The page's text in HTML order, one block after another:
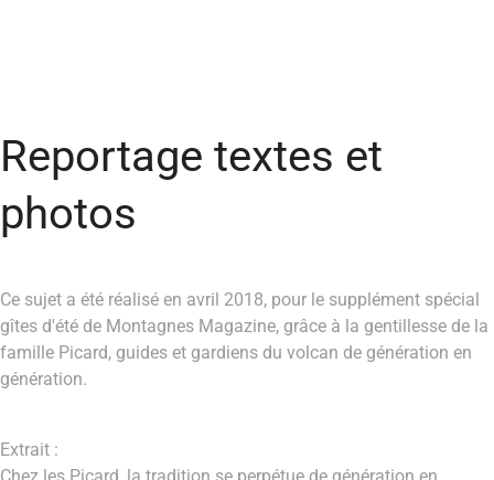
Reportage textes et
photos
Ce sujet a été réalisé en avril 2018, pour le supplément spécial
gîtes d'été de Montagnes Magazine, grâce à la gentillesse de la
famille Picard, guides et gardiens du volcan de génération en
génération.
Extrait :